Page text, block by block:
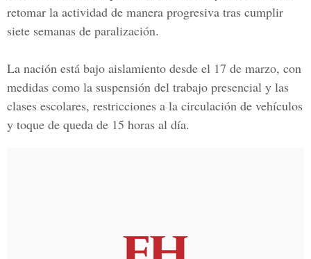
retomar la actividad de manera progresiva tras cumplir
siete semanas de paralización.
La nación está bajo aislamiento desde el 17 de marzo, con
medidas como la suspensión del trabajo presencial y las
clases escolares, restricciones a la circulación de vehículos
y toque de queda de 15 horas al día.